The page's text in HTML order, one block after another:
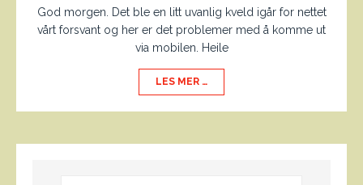
God morgen. Det ble en litt uvanlig kveld igår for nettet
vårt forsvant og her er det problemer med å komme ut
via mobilen. Heile
LES MER …